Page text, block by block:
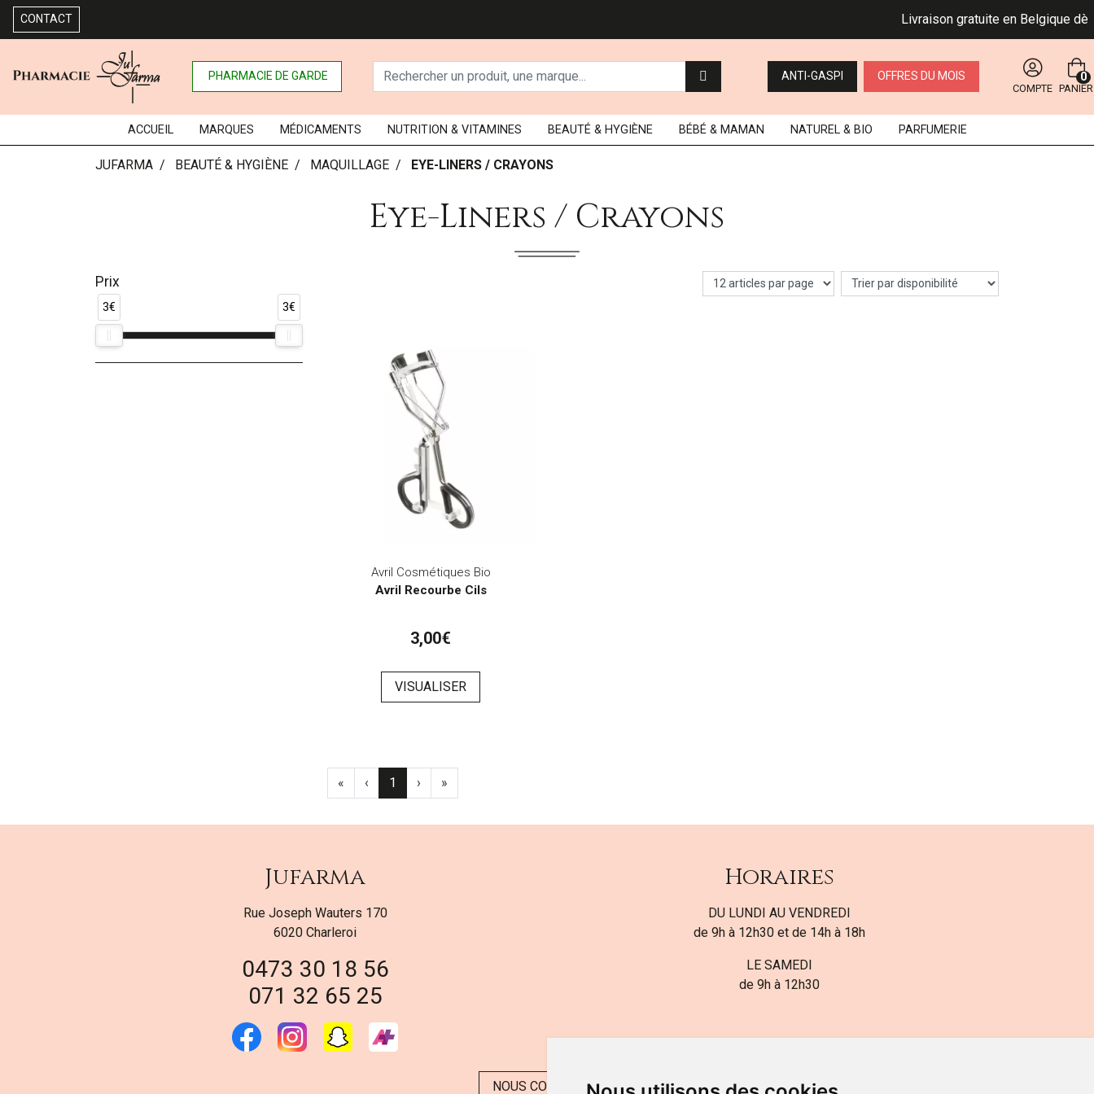
CONTACT Livraison gratuite en Belgique
PHARMACIE DE GARDE ANTI-GASPI OFFRES DU MOIS
COMPTE PANIER
0
ACCUEIL MARQUES MÉDICAMENTS NUTRITION & VITAMINES BEAUTÉ & HYGIÈNE BÉBÉ & MAMAN NATUREL & BIO PARFUMERIE
JUFARMA BEAUTÉ & HYGIÈNE MAQUILLAGE EYE-LINERS / CRAYONS
Eye-Liners / Crayons
Prix
3€ 3€
Avril Cosmétiques Bio
Avril Recourbe Cils
3,00€
VISUALISER
« ‹ 1 › »
Jufarma
Rue Joseph Wauters 170
6020 Charleroi
0473 30 18 56
071 32 65 25
Horaires
DU LUNDI AU VENDREDI
de 9h à 12h30 et de 14h à 18h
LE SAMEDI
de 9h à 12h30
NOUS CONTACTER